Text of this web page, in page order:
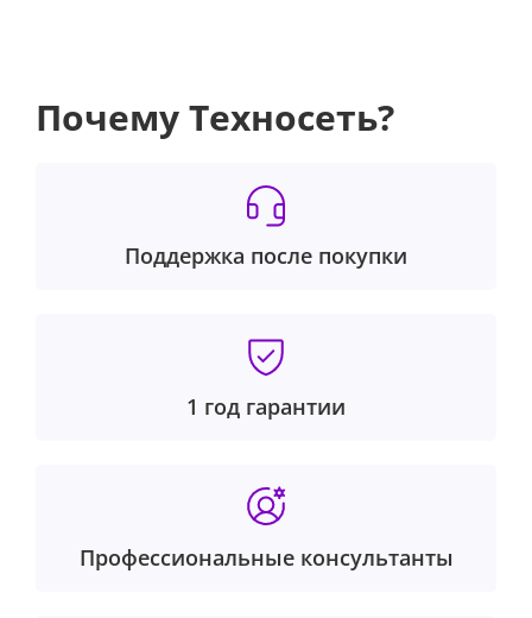
Почему Техносеть?
Поддержка после покупки
1 год гарантии
Профессиональные консультанты